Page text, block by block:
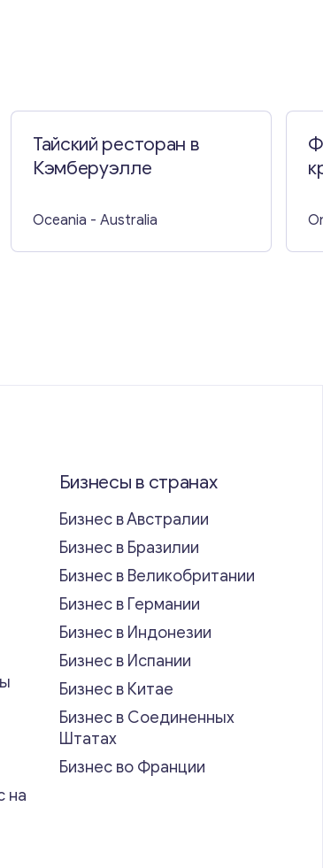
Тайский ресторан в
Кэмберуэлле
Oceania - Australia
на
Бизнесы в странах
Бизнес в Австралии
Бизнес в Бразилии
Бизнес в Великобритании
Бизнес в Германии
Бизнес в Индонезии
Бизнес в Испании
Бизнес в Китае
Бизнес в Соединенных
Штатах
Бизнес во Франции